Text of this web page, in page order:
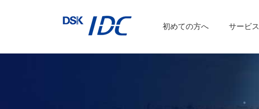
初めての方へ サービ